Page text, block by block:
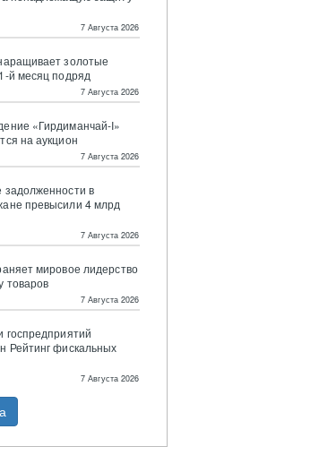
7 Августа 2026
золотые
й месяц подряд
7 Августа 2026
«Гирдиманчай-I»
на аукцион
7 Августа 2026
задолженности в
превысили 4 млрд
7 Августа 2026
мировое лидерство
товаров
7 Августа 2026
госпредприятий
Рейтинг фискальных
7 Августа 2026